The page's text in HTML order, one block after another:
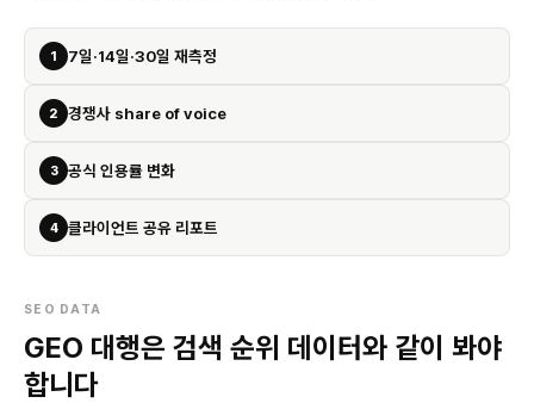
1 7일·14일·30일 재측정
2 경쟁사 share of voice
3 공식 인용률 변화
4 클라이언트 공유 리포트
SEO DATA
GEO 대행은 검색 순위 데이터와 같이 봐야
합니다